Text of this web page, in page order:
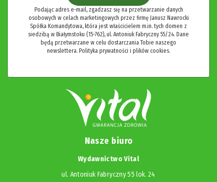
Podając adres e-mail, zgadzasz się na przetwarzanie danych
osobowych w celach marketingowych przez firmę Janusz Nawrocki
Spółka Komandytowa, która jest właścicielem m.in. tych domen z
siedzibą w Białymstoku (15-762), ul. Antoniuk Fabryczny 55/24. Dane
będą przetwarzane w celu dostarczania Tobie naszego
newslettera. Polityka prywatności i plików cookies.
Nasze biuro
Wydawnictwo Vital
ul. Antoniuk Fabryczny 55 lok. 24